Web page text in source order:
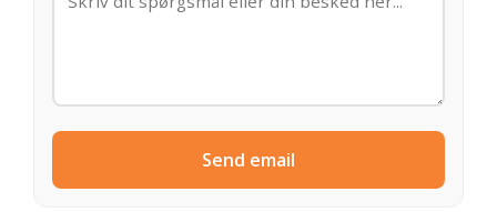
Send email